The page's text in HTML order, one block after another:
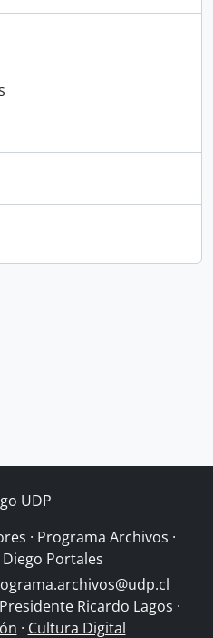
· Programa Archivos ·
Portales
Ricardo Lagos ·
· Cultura Digital